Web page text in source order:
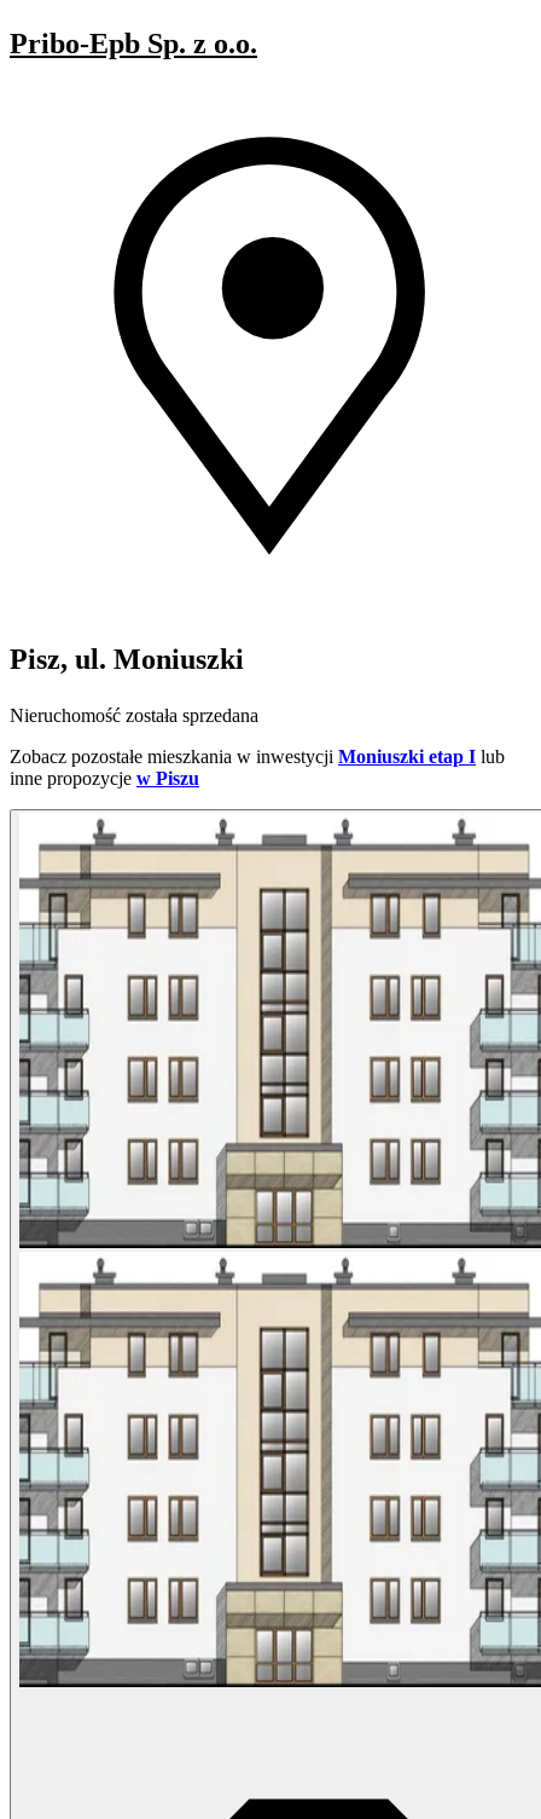
Pribo-Epb Sp. z o.o.
Pisz, ul. Moniuszki
Nieruchomość została sprzedana
Zobacz pozostałe mieszkania w inwestycji Moniuszki etap I lub
inne propozycje w Piszu